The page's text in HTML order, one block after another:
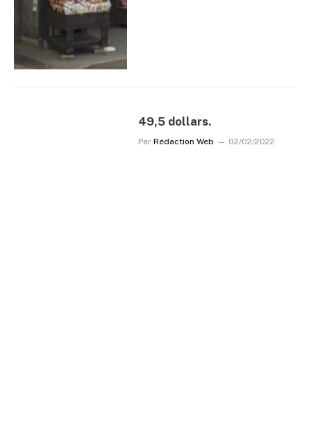
49,5 dollars.
Par Rédaction Web 02/02/2022